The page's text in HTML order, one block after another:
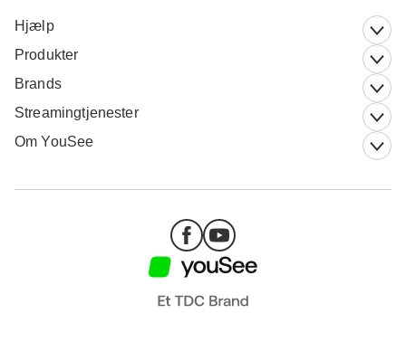
Hjælp
Produkter
Brands
Streamingtjenester
Om YouSee